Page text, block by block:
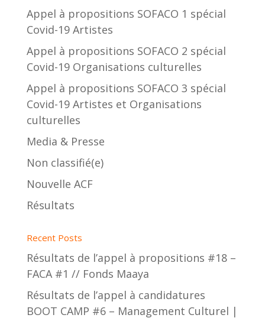
Appel à propositions SOFACO 1 spécial
Covid-19 Artistes
Appel à propositions SOFACO 2 spécial
Covid-19 Organisations culturelles
Appel à propositions SOFACO 3 spécial
Covid-19 Artistes et Organisations
culturelles
Media & Presse
Non classifié(e)
Nouvelle ACF
Résultats
Recent Posts
Résultats de l’appel à propositions #18 –
FACA #1 // Fonds Maaya
Résultats de l’appel à candidatures
BOOT CAMP #6 – Management Culturel |